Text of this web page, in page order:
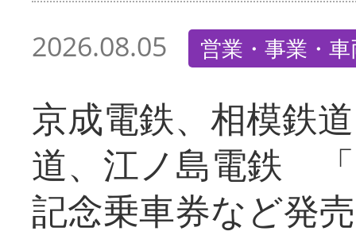
2026.08.05 営業・事業・
京成電鉄、相模鉄
道、江ノ島電鉄
記念乗車券など発売